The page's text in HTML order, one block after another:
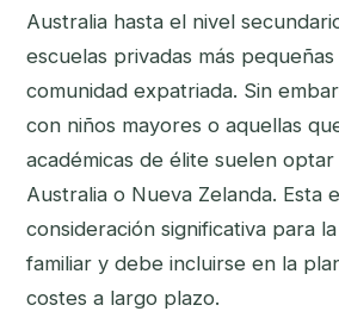
Australia hasta el nivel
escuelas privadas más
comunidad expatriada. Sin
con niños mayores o aquellas
académicas de élite suelen
Australia o Nueva Zelanda. Esta
consideración significativa para
familiar y debe incluirse en la
costes a largo plazo.